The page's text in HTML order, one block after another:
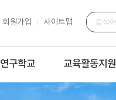
회원가입 사이트맵
연구학교 교육활동지원